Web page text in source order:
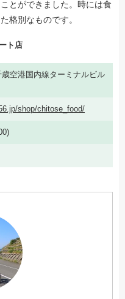
とができました。時には食
格別なものです。
ト店
空港国内線ターミナルビル
shop/chitose_food/